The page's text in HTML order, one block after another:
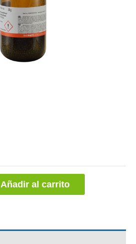
Añadir al carrito